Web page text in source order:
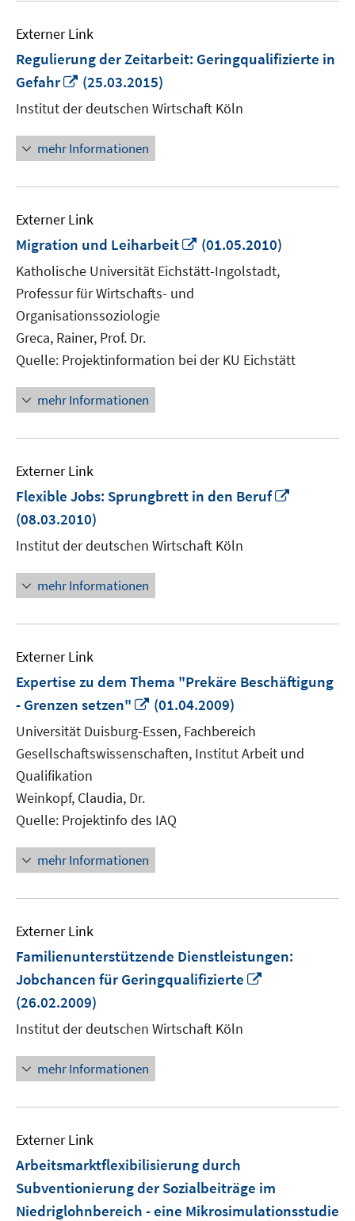
Externer Link
Regulierung der Zeitarbeit: Geringqualifizierte in
Gefahr
In
neuem
Fenster
öffnen
(25.03.2015)
Institut der deutschen Wirtschaft Köln
mehr Informationen
Externer Link
Migration und Leiharbeit
In
neuem
Fenster
(01.05.2010)
Katholische Universität Eichstätt-Ingolstadt,
Professur für Wirtschafts- und
Organisationssoziologie
Greca, Rainer, Prof. Dr.
Quelle: Projektinformation bei der KU Eichstätt
mehr Informationen
Externer Link
Flexible Jobs: Sprungbrett in den Beruf
(08.03.2010)
Institut der deutschen Wirtschaft Köln
mehr Informationen
Externer Link
Expertise zu dem Thema "Prekäre Beschäftigung
- Grenzen setzen"
In
Fenster
öffnen
(01.04.2009)
Universität Duisburg-Essen, Fachbereich
Gesellschaftswissenschaften, Institut Arbeit und
Qualifikation
Weinkopf, Claudia, Dr.
Quelle: Projektinfo des IAQ
mehr Informationen
Externer Link
Familienunterstützende Dienstleistungen:
Jobchancen für Geringqualifizierte
(26.02.2009)
Institut der deutschen Wirtschaft Köln
mehr Informationen
Externer Link
Arbeitsmarktflexibilisierung durch
Subventionierung der Sozialbeiträge im
Niedriglohnbereich - eine Mikrosimulationsstudie